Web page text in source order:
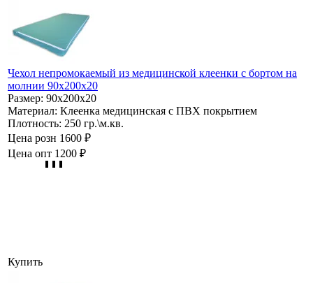
Чехол непромокаемый из медицинской клеенки с бортом на
молнии 90х200х20
Размер: 90х200х20
Материал: Клеенка медицинская с ПВХ покрытием
Плотность: 250 гр.\м.кв.
Цена розн 1600 ₽
Цена опт 1200 ₽
Купить